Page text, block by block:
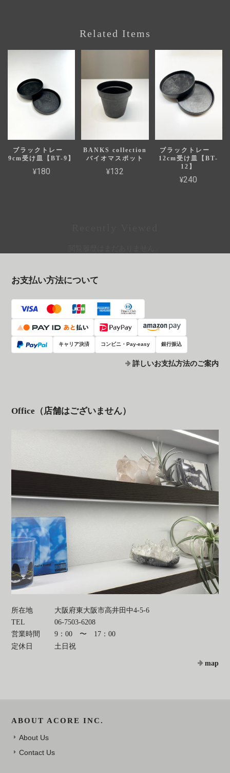
Related Items
ブラックトレー
9cm受け皿【BT-9】
¥180
BANKS collection
バイオマスポット
¥132
ブラックトレー
12cm受け皿【BT-
12】
¥240
お支払い方法について
キャリア決済 コンビニ・Pay-easy 銀行振込
詳しいお支払方法のご案内
Office（店舗はございません）
所在地
大阪府東大阪市高井田中4-5-6
TEL
06-7503-6208
営業時間
9：00 〜 17：00
定休日
土日祝
map
ABOUT ACORE INC.
About Us
Contact Us